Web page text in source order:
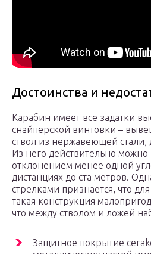
Достоинства и
Карабин имеет все задатки
снайперской винтовки –
ствол из нержавеющей
Из него действительно можно
отклонением менее одной
дистанциях до ста метров.
стрелками признается, что
такая конструкция
что между стволом и ложей
Защитное покрытие